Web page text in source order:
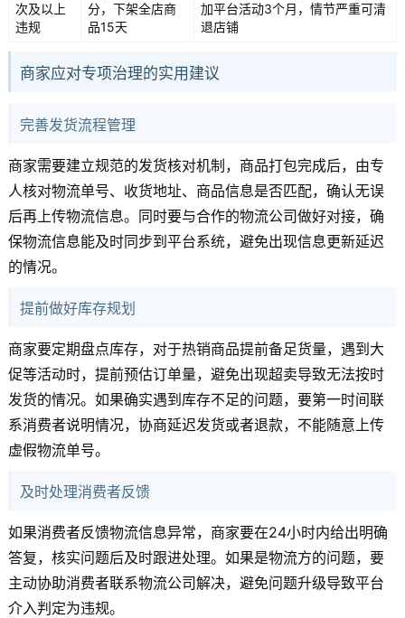
次及以上
违规
分，下架全店商
品15天
加平台活动3个月，情节严重可清
退店铺
商家应对专项治理的实用建议
完善发货流程管理
商家需要建立规范的发货核对机制，商品打包完成后，由专
人核对物流单号、收货地址、商品信息是否匹配，确认无误
后再上传物流信息。同时要与合作的物流公司做好对接，确
保物流信息能及时同步到平台系统，避免出现信息更新延迟
的情况。
提前做好库存规划
商家要定期盘点库存，对于热销商品提前备足货量，遇到大
促等活动时，提前预估订单量，避免出现超卖导致无法按时
发货的情况。如果确实遇到库存不足的问题，要第一时间联
系消费者说明情况，协商延迟发货或者退款，不能随意上传
虚假物流单号。
及时处理消费者反馈
如果消费者反馈物流信息异常，商家要在24小时内给出明确
答复，核实问题后及时跟进处理。如果是物流方的问题，要
主动协助消费者联系物流公司解决，避免问题升级导致平台
介入判定为违规。